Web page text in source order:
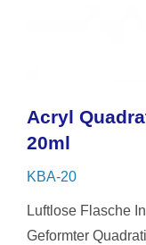
Acryl
20ml
KBA-20
Luftlose Flasche
Geformter